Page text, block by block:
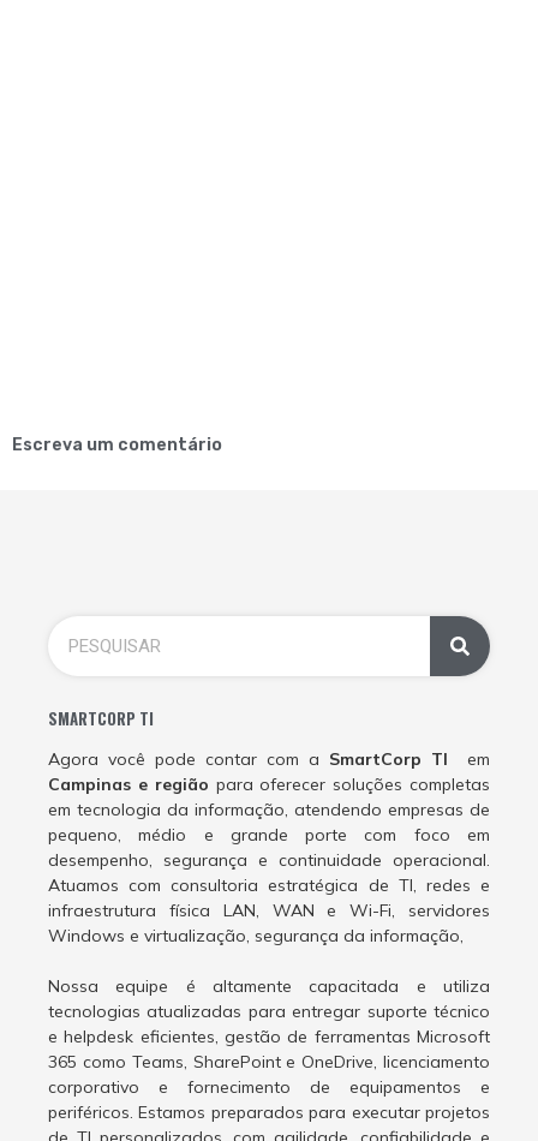
Escreva um comentário
SMARTCORP TI
Agora você pode contar com a SmartCorp TI em
Campinas e região para oferecer soluções completas
em tecnologia da informação, atendendo empresas de
pequeno, médio e grande porte com foco em
desempenho, segurança e continuidade operacional.
Atuamos com consultoria estratégica de TI, redes e
infraestrutura física LAN, WAN e Wi-Fi, servidores
Windows e virtualização, segurança da informação,
Nossa equipe é altamente capacitada e utiliza
tecnologias atualizadas para entregar suporte técnico
e helpdesk eficientes, gestão de ferramentas Microsoft
365 como Teams, SharePoint e OneDrive, licenciamento
corporativo e fornecimento de equipamentos e
periféricos. Estamos preparados para executar projetos